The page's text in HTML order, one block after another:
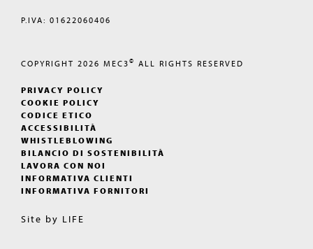
P.IVA: 01622060406
COPYRIGHT 2026 MEC3© ALL RIGHTS RESERVED
PRIVACY POLICY
COOKIE POLICY
CODICE ETICO
ACCESSIBILITÀ
WHISTLEBLOWING
BILANCIO DI SOSTENIBILITÀ
LAVORA CON NOI
INFORMATIVA CLIENTI
INFORMATIVA FORNITORI
Site by LIFE